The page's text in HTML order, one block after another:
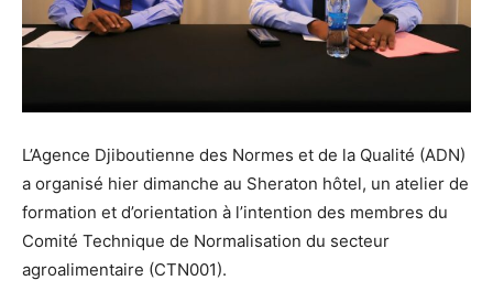
L’Agence Djiboutienne des Normes et de la Qualité (ADN)
a organisé hier dimanche au Sheraton hôtel, un atelier de
formation et d’orientation à l’intention des membres du
Comité Technique de Normalisation du secteur
agroalimentaire (CTN001).